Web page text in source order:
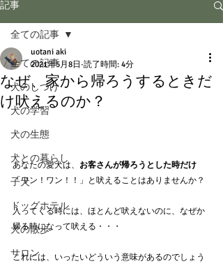
記事
全ての記事
犬のしつけ
犬の学習
犬の生態
犬との暮らし
子犬
ドッグホテル
犬の散歩
サロン
全ての記事
なぜ、家から帰ろうするときだ
け吠えるのか？
uotani aki
2021年5月8日 読了時間: 4分
あなたの愛犬は、 お客さんが帰ろうとした時だけ
「ワン！ワン！！」と吠えることはありませんか？
入ってくる時には、ほとんど吠えないのに、なぜか
帰る時になって吠える・・・
これには、いったいどういう意味があるのでしょう